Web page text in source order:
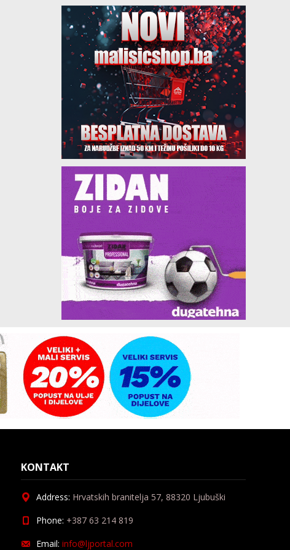
KONTAKT
Address: Hrvatskih branitelja 57, 88320 Ljubuški
Phone: +387 63 214 819
Email: info@ljportal.com